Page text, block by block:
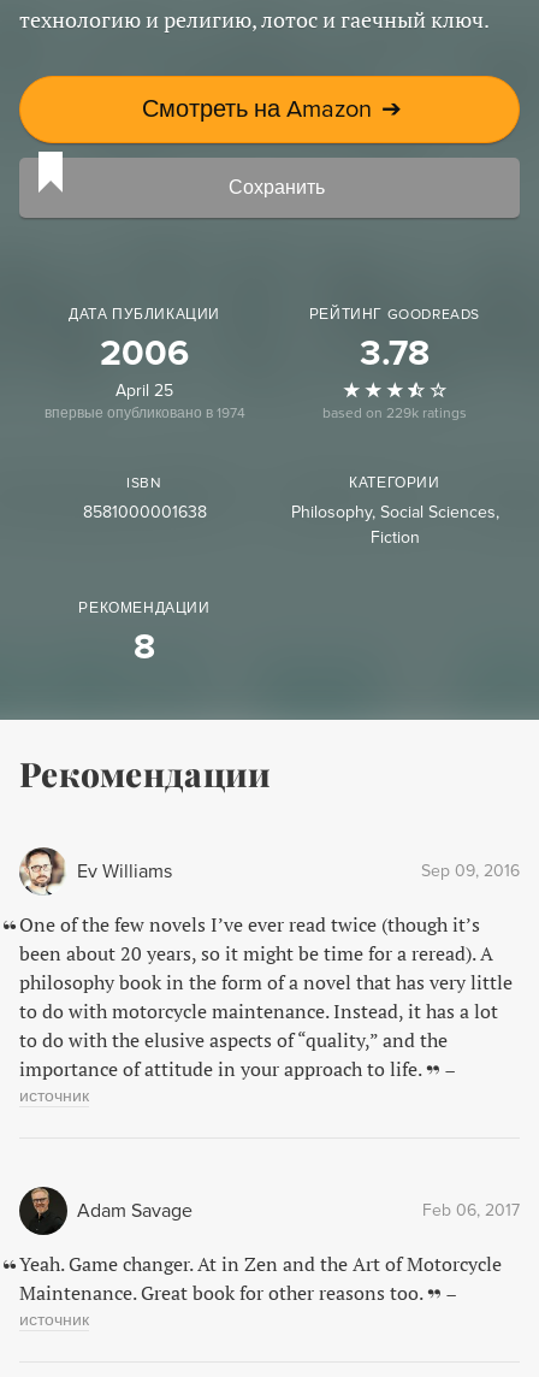
технологию и религию, лотос и гаечный ключ.
Смотреть на Amazon ➔
Сохранить
ДАТА ПУБЛИКАЦИИ
2006
April 25
впервые опубликовано в 1974
РЕЙТИНГ GOODREADS
3.78
based on 229k ratings
ISBN
8581000001638
КАТЕГОРИИ
Philosophy Social Sciences
Fiction
РЕКОМЕНДАЦИИ
8
Рекомендации
Ev Williams Sep 09, 2016
One of the few novels I’ve ever read twice (though it’s
been about 20 years, so it might be time for a reread). A
philosophy book in the form of a novel that has very little
to do with motorcycle maintenance. Instead, it has a lot
to do with the elusive aspects of “quality,” and the
importance of attitude in your approach to life.
–
источник
Adam Savage Feb 06, 2017
Yeah. Game changer. At in Zen and the Art of Motorcycle
Maintenance. Great book for other reasons too.
–
источник